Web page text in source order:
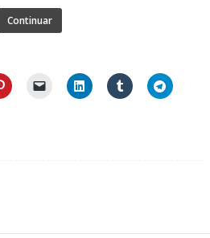
Continuar